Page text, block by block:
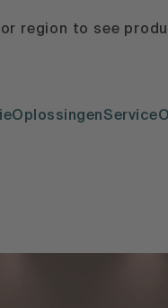
region to see
OplossingenService